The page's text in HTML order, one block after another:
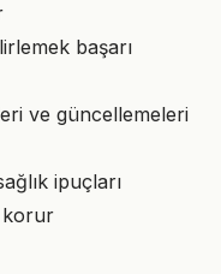
başarı
ve güncellemeleri
ipuçları
korur